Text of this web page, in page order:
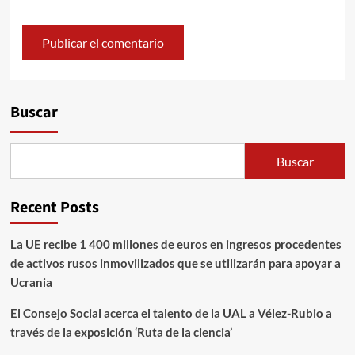
Buscar
Buscar
Recent Posts
La UE recibe 1 400 millones de euros en ingresos procedentes
de activos rusos inmovilizados que se utilizarán para apoyar a
Ucrania
El Consejo Social acerca el talento de la UAL a Vélez-Rubio a
través de la exposición ‘Ruta de la ciencia’